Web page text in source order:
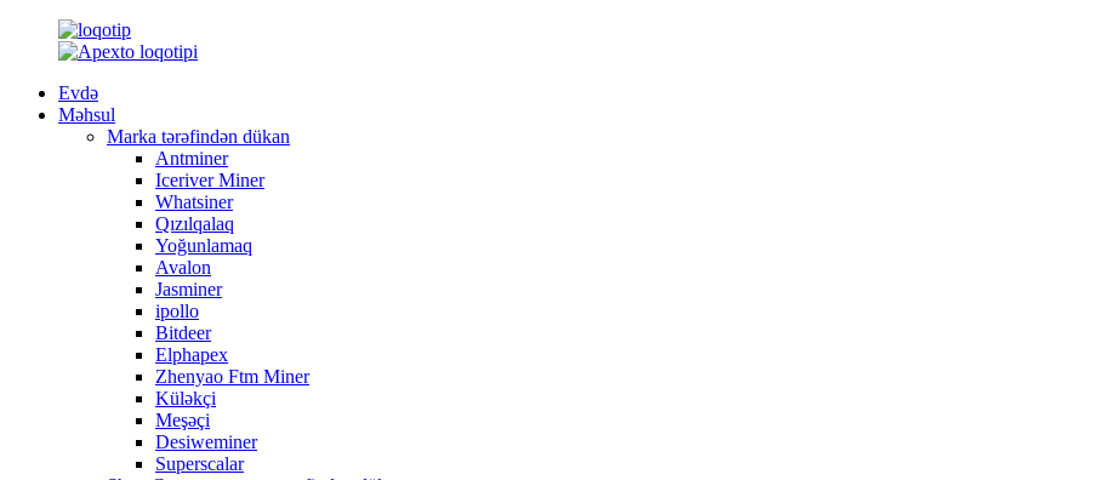
Evdə
Məhsul
Marka tərəfindən dükan
Antminer
Iceriver Miner
Whatsiner
Qızılqalaq
Yoğunlamaq
Avalon
Jasminer
ipollo
Bitdeer
Elphapex
Zhenyao Ftm Miner
Küləkçi
Meşəçi
Desiweminer
Superscalar